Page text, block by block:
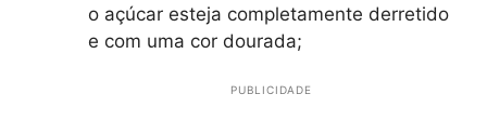
o açúcar esteja completamente derretido
e com uma cor dourada;
PUBLICIDADE